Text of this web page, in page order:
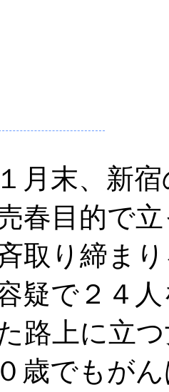
月末、新
春目的で
取り締ま
疑で２４
路上に立
歳でもが